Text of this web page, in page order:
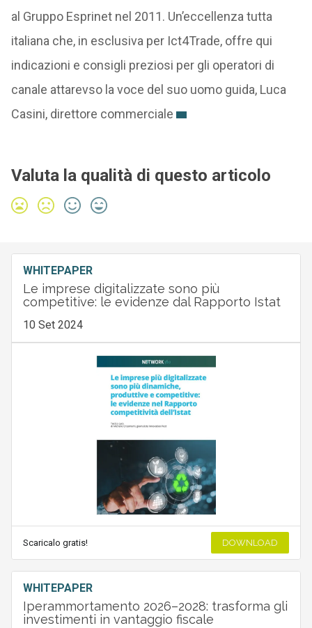
al Gruppo Esprinet nel 2011. Un’eccellenza tutta
italiana che, in esclusiva per Ict4Trade, offre qui
indicazioni e consigli preziosi per gli operatori di
canale attarevso la voce del suo uomo guida, Luca
Casini, direttore commerciale
Valuta la qualità di questo articolo
WHITEPAPER
Le imprese digitalizzate sono più
competitive: le evidenze dal Rapporto Istat
10 Set 2024
Scaricalo gratis! DOWNLOAD
WHITEPAPER
Iperammortamento 2026–2028: trasforma gli
investimenti in vantaggio fiscale